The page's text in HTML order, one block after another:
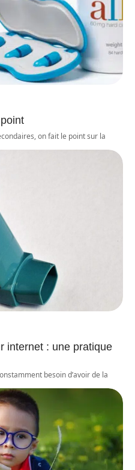
on fait le point sur la
internet : une pratique
besoin d’avoir de la